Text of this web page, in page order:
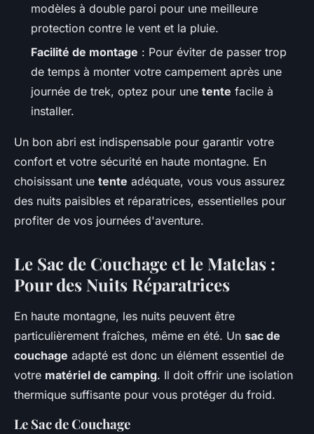
modèles à double paroi pour une meilleure
protection contre le vent et la pluie.
Facilité de montage : Pour éviter de passer trop
de temps à monter votre campement après une
journée de trek, optez pour une tente facile à
installer.
Un bon abri est indispensable pour garantir votre
confort et votre sécurité en haute montagne. En
choisissant une tente adéquate, vous vous assurez
des nuits paisibles et réparatrices, essentielles pour
profiter de vos journées d'aventure.
Le Sac de Couchage et le Matelas :
Pour des Nuits Réparatrices
En haute montagne, les nuits peuvent être
particulièrement fraîches, même en été. Un sac de
couchage adapté est donc un élément essentiel de
votre matériel de camping. Il doit offrir une isolation
thermique suffisante pour vous protéger du froid.
Le Sac de Couchage